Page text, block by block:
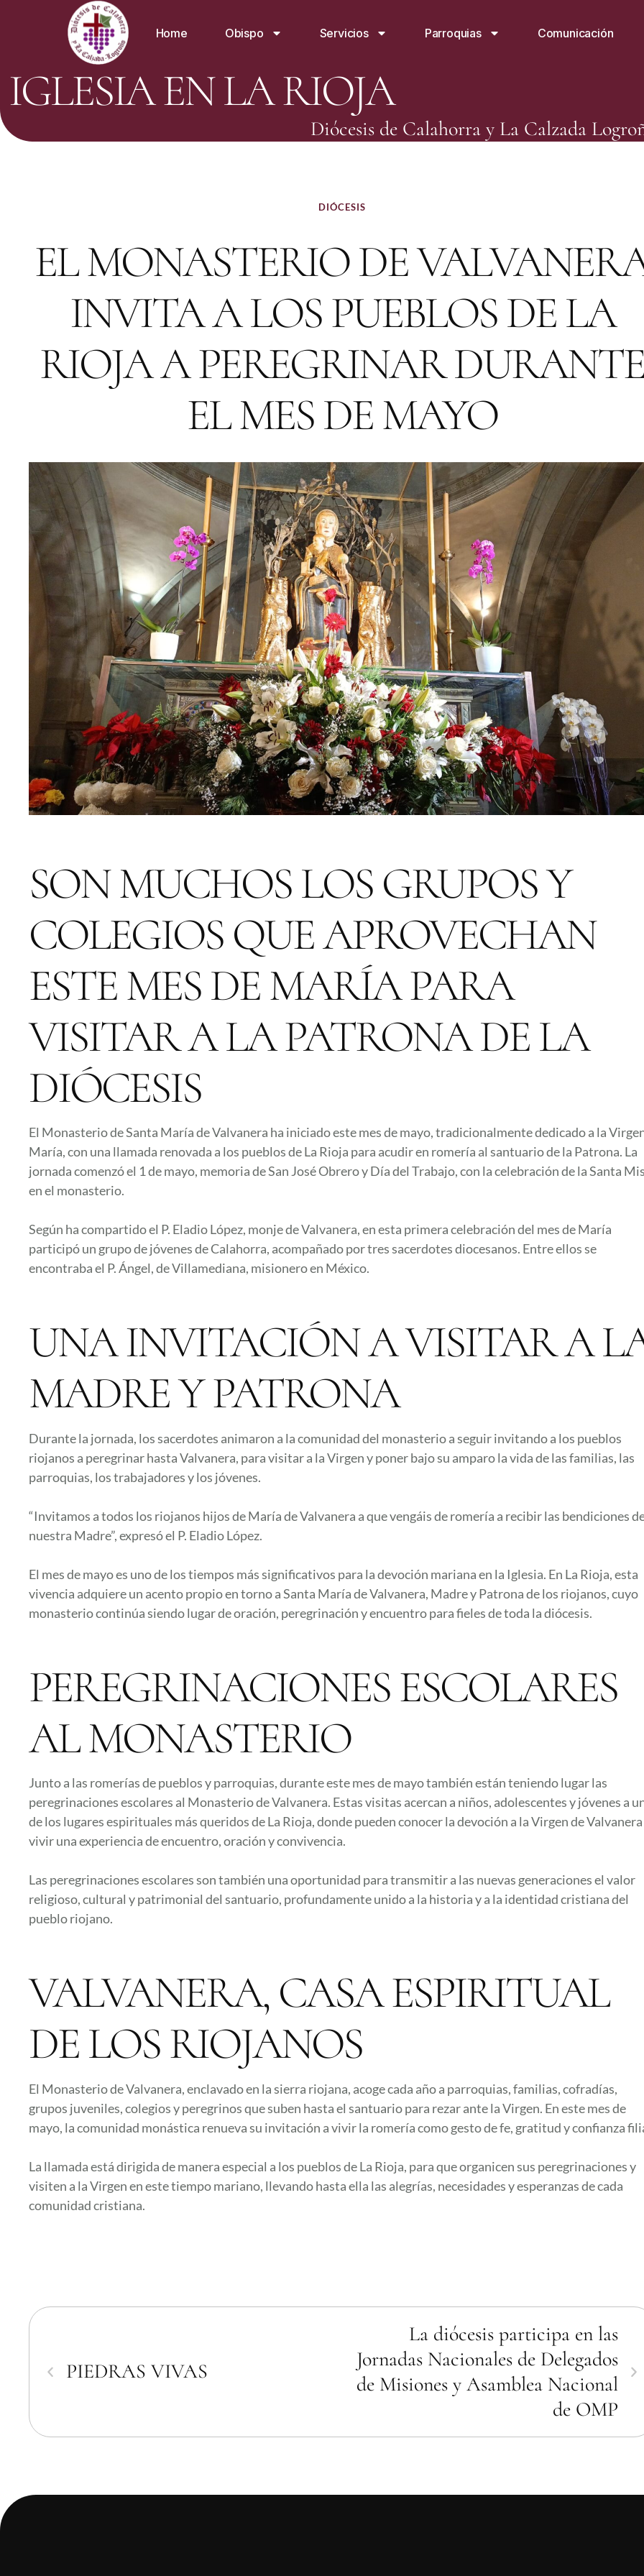
Home Obispo Servicios Parroquias Comunicación
IGLESIA EN LA RIOJA
Diócesis de Calahorra y La Calzada
DIÓCESIS
EL MONASTERIO DE
INVITA A LOS PUEBLOS DE LA
RIOJA A PEREGRINAR
EL MES DE MAYO
SON MUCHOS LOS GRUPOS Y
COLEGIOS QUE APROVECHAN
ESTE MES DE MARÍA PARA
VISITAR A LA PATRONA DE LA
DIÓCESIS
El Monasterio de Santa María de Valvanera ha iniciado este mes de mayo, tradicionalmente dedicado a la
María, con una llamada renovada a los pueblos de La Rioja para acudir en romería al santuario de la Patrona. La
jornada comenzó el 1 de mayo, memoria de San José Obrero y Día del Trabajo, con la celebración de la Santa
en el monasterio.
Según ha compartido el P. Eladio López, monje de Valvanera, en esta primera celebración del mes de María
participó un grupo de jóvenes de Calahorra, acompañado por tres sacerdotes diocesanos. Entre ellos se
encontraba el P. Ángel, de Villamediana, misionero en México.
UNA INVITACIÓN A VISITAR A
MADRE Y PATRONA
Durante la jornada, los sacerdotes animaron a la comunidad del monasterio a seguir invitando a los pueblos
riojanos a peregrinar hasta Valvanera, para visitar a la Virgen y poner bajo su amparo la vida de las familias, las
parroquias, los trabajadores y los jóvenes.
“Invitamos a todos los riojanos hijos de María de Valvanera a que vengáis de romería a recibir las bendiciones
nuestra Madre”, expresó el P. Eladio López.
El mes de mayo es uno de los tiempos más significativos para la devoción mariana en la Iglesia. En La Rioja, esta
vivencia adquiere un acento propio en torno a Santa María de Valvanera, Madre y Patrona de los riojanos, cuyo
monasterio continúa siendo lugar de oración, peregrinación y encuentro para fieles de toda la diócesis.
PEREGRINACIONES ESCOLARES
AL MONASTERIO
Junto a las romerías de pueblos y parroquias, durante este mes de mayo también están teniendo lugar las
peregrinaciones escolares al Monasterio de Valvanera. Estas visitas acercan a niños, adolescentes y jóvenes a
de los lugares espirituales más queridos de La Rioja, donde pueden conocer la devoción a la Virgen de
vivir una experiencia de encuentro, oración y convivencia.
Las peregrinaciones escolares son también una oportunidad para transmitir a las nuevas generaciones el valor
religioso, cultural y patrimonial del santuario, profundamente unido a la historia y a la identidad cristiana del
pueblo riojano.
VALVANERA, CASA ESPIRITUAL
DE LOS RIOJANOS
El Monasterio de Valvanera, enclavado en la sierra riojana, acoge cada año a parroquias, familias, cofradías,
grupos juveniles, colegios y peregrinos que suben hasta el santuario para rezar ante la Virgen. En este mes de
mayo, la comunidad monástica renueva su invitación a vivir la romería como gesto de fe, gratitud y confianza
La llamada está dirigida de manera especial a los pueblos de La Rioja, para que organicen sus peregrinaciones y
visiten a la Virgen en este tiempo mariano, llevando hasta ella las alegrías, necesidades y esperanzas de cada
comunidad cristiana.
PIEDRAS VIVAS
La diócesis participa en las
Jornadas Nacionales de Delegados
de Misiones y Asamblea Nacional
de OMP